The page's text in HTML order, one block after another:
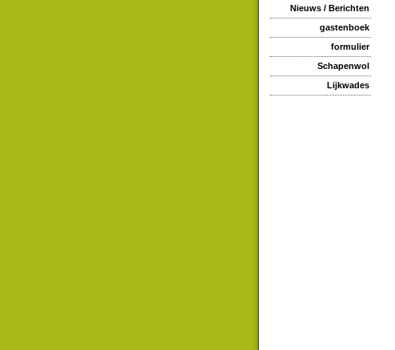
Nieuws / Berichten
gastenboek
formulier
Schapenwol
Lijkwades